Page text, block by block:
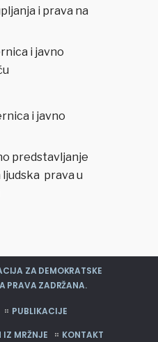
i prava na
i javno
i javno
predstavljanje
prava u
ZA DEMOKRATSKE
PRAVA ZADRŽANA.
PUBLIKACIJE
MRŽNJE KONTAKT